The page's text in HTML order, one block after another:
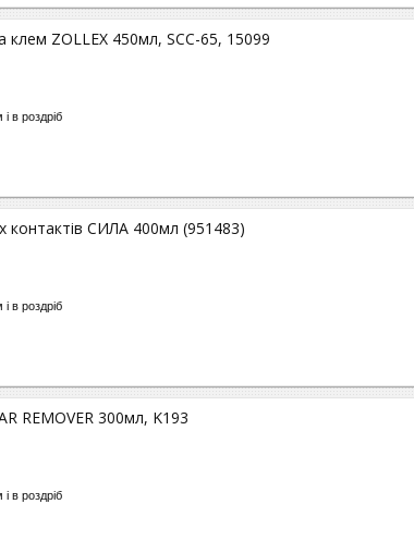
клем ZOLLEX 450мл, SCC-65, 15099
в роздріб
контактів СИЛА 400мл (951483)
в роздріб
REMOVER 300мл, K193
в роздріб